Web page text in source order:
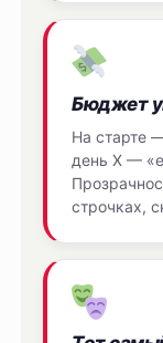
Бюджет
На старте
день Х —
строчках,